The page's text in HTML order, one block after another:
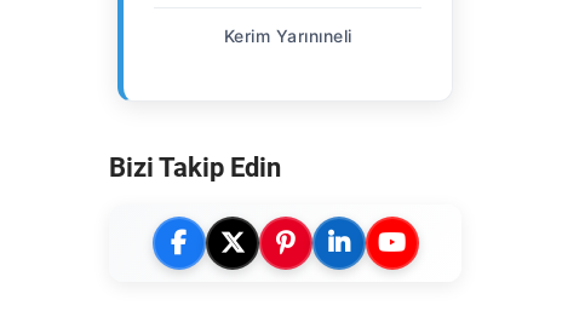
Kerim Yarınıneli
Bizi Takip Edin